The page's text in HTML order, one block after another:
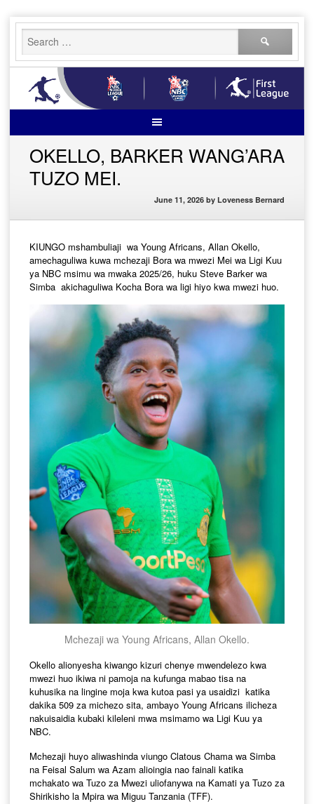
Skip
content
Search
OKELLO, BARKER WANG’ARA
TUZO MEI.
June 11, 2026 by Loveness Bernard
KIUNGO mshambuliaji wa Young Africans, Allan Okello,
amechaguliwa kuwa mchezaji Bora wa mwezi Mei wa Ligi Kuu
ya NBC msimu wa mwaka 2025/26, huku Steve Barkerwa
Simba akichaguliwa Kocha Bora wa ligi hiyo kwa mwezi huo.
Mchezaji wa Young Africans, Allan Okello.
Okello alionyesha kiwango kizuri chenye mwendelezo kwa
mwezi huo ikiwa ni pamoja na kufunga mabao tisa na
kuhusika na lingine moja kwa kutoa pasi ya usaidizi katika
dakika 509 za michezo sita, ambayo Young Africans ilicheza
nakuisaidia kubaki kileleni mwa msimamo wa Ligi Kuu ya
NBC.
Mchezaji huyo aliwashinda viungo Clatous Chama wa Simba
na Feisal Salum wa Azam alioingia nao fainali katika
mchakato wa Tuzo za Mwezi uliofanywa na Kamati ya Tuzo za
Shirikisho la Mpira wa Miguu Tanzania (TFF).